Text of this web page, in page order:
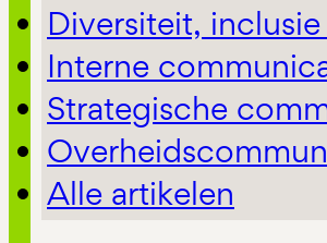
Diversiteit,
Interne
Strategische
Alle artikelen